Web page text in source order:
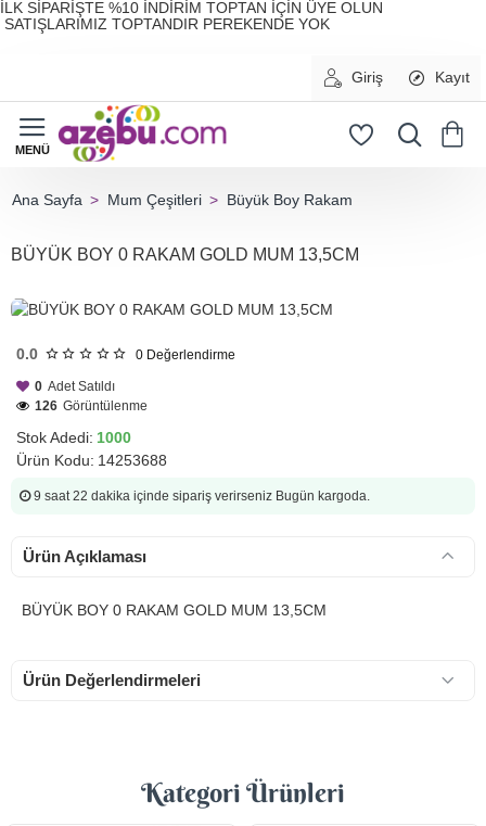
İLK SİPARİŞTE %10 İNDİRİM TOPTAN İÇİN ÜYE OLUN
SATIŞLARIMIZ TOPTANDIR PEREKENDE YOK
Giriş Kayıt
Mum Çeşitleri Büyük Boy Rakam
BÜYÜK BOY 0 RAKAM GOLD MUM 13,5CM
0.0 0 Değerlendirme
Stok Adedi: 1000
Ürün Kodu: 14253688
0 Adet Satıldı
126 Görüntülenme
9 saat 22 dakika içinde sipariş verirseniz Bugün kargoda.
Ürün Açıklaması
BÜYÜK BOY 0 RAKAM GOLD MUM 13,5CM
Ürün Değerlendirmeleri
Kategori Ürünleri